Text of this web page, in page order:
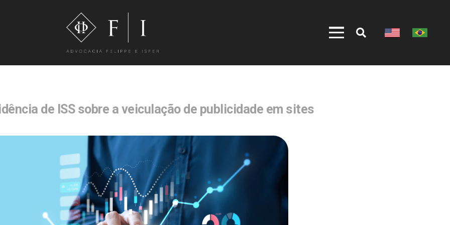
de ISS sobre a veiculação de publicidade em sites